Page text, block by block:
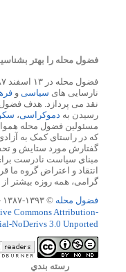
فضول محله را بهتر
نارسایی های سیاسی و
نقد می پردازد. هدف
رسیدن به دموکراسی،
مسئولین فضول محله
که در راستای کمک به
گفتارش مورد ستایش و
مبنای سیاست نادرست
انتقاد و اعتراض گروه ما
گرامی، همه روزه بیشتر از ۱۰،۰۰۰ نفر از این سایت دیدن می کنند.
فضول محله © ۱۳۹۳-۱۳۸۷ -
Commons Attribution-
NoDerivs 3.0 Unported
رسته بندي